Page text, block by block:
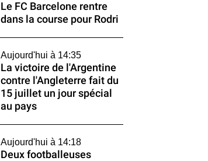
Le FC Barcelone rentre
dans la course pour Rodri
Aujourd'hui à 14:35
La victoire de l'Argentine
contre l'Angleterre fait du
15 juillet un jour spécial
au pays
Aujourd'hui à 14:18
Deux footballeuses